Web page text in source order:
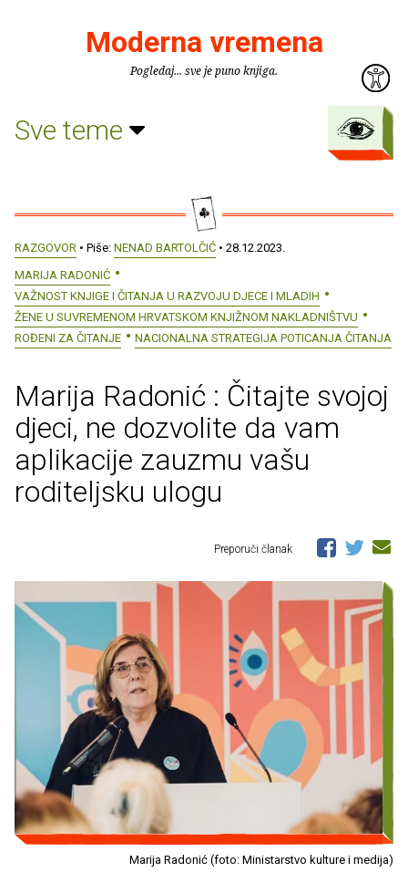
Moderna vremena
Pogledaj... sve je puno knjiga.
Sve teme
RAZGOVOR • Piše: NENAD BARTOLČIĆ • 28.12.2023.
MARIJA RADONIĆ
VAŽNOST KNJIGE I ČITANJA U RAZVOJU DJECE I MLADIH
ŽENE U SUVREMENOM HRVATSKOM KNJIŽNOM NAKLADNIŠTVU
ROĐENI ZA ČITANJE
NACIONALNA STRATEGIJA POTICANJA ČITANJA
Marija Radonić : Čitajte svojoj
djeci, ne dozvolite da vam
aplikacije zauzmu vašu
roditeljsku ulogu
Preporuči članak
Marija Radonić (foto: Ministarstvo kulture i medija)